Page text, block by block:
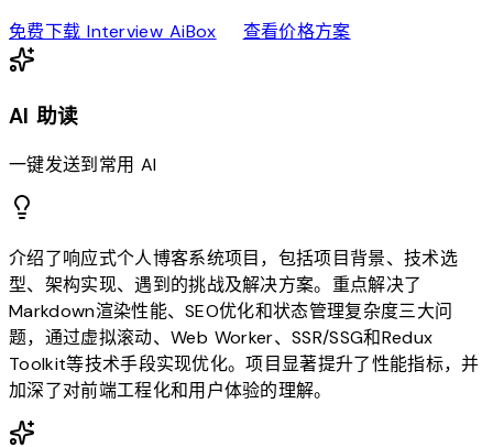
免费下载 Interview AiBoxdownload查看价格方案sell
AI 助读
一键发送到常用 AI
介绍了响应式个人博客系统项目，包括项目背景、技术选
型、架构实现、遇到的挑战及解决方案。重点解决了
Markdown渲染性能、SEO优化和状态管理复杂度三大问
题，通过虚拟滚动、Web Worker、SSR/SSG和Redux
Toolkit等技术手段实现优化。项目显著提升了性能指标，并
加深了对前端工程化和用户体验的理解。